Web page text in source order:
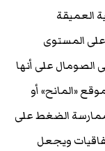
العميقة
المستوى
الصومال على أنها
«المانح» أو
الضغط على
ويجعل